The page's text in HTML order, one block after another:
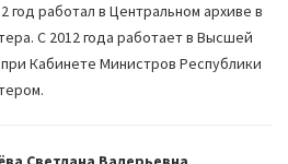
год работал в Центральном архиве в
С 2012 года работает в Высшей
Кабинете Министров Республики